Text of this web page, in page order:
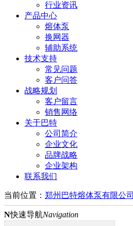
行业资讯
产品中心
熔体泵
换网器
辅助系统
技术支持
常见问题
客户问答
战略规划
客户留言
销售网络
关于巴特
公司简介
企业文化
品牌战略
企业架构
联系我们
当前位置： 郑州巴特熔体泵有限公司
N快速导航Navigation